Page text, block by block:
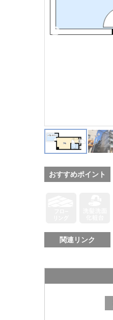
おすすめポイント
関連リンク